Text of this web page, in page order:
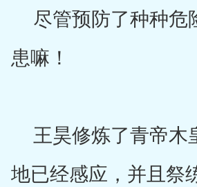
尽管预防了种种危
患嘛！
王昊修炼了青帝木
地已经感应，并且祭